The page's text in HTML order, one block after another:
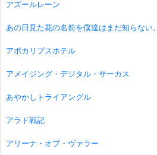
アズールレーン
あの日見た花の名前を僕達はまだ知らない。
アポカリプスホテル
アメイジング・デジタル・サーカス
あやかしトライアングル
アラド戦記
アリーナ・オブ・ヴァラー